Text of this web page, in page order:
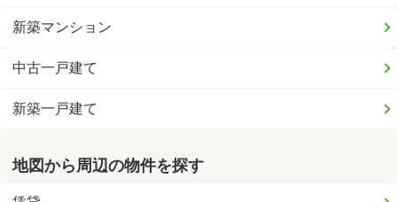
新築マンション
中古一戸建て
新築一戸建て
地図から周辺の物件を探す